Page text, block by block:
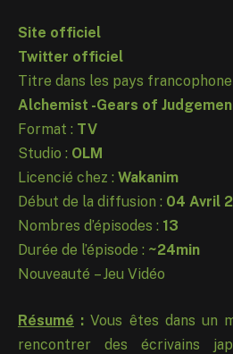
Site officiel
Twitter officiel
Titre dans les pays francophone
Alchemist -Gears of
Format : TV
Studio : OLM
Licencié chez : Wakanim
Début de la diffusion : 04 Avril
Nombres d’épisodes : 13
Durée de l’épisode : ~24min
Nouveauté – Jeu Vidéo
Résumé : Vous êtes dans un
rencontrer des écrivains